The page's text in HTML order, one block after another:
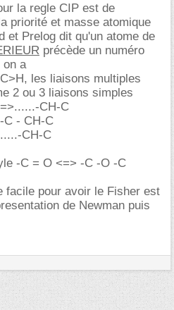
la regle CIP est de
priorité et masse atomique
et Prelog dit qu'un atome de
précède un numéro
on a
les liaisons multiples
2 ou 3 liaisons simples
CH-C
- CH-C
CH-C
-C = O <=> -C -O -C
facile pour avoir le Fisher est
de Newman puis